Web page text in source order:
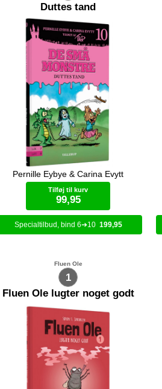
Duttes tand
Dutte har en løs tand. Kan Lola og
Bibi få den ud?
Bog (hardcover)
Pernille Eybye & Carina Evytt
Tilføj til kurv
99,95
6 10 199,95
1
Fluen Ole
Fluen Ole lugter noget godt